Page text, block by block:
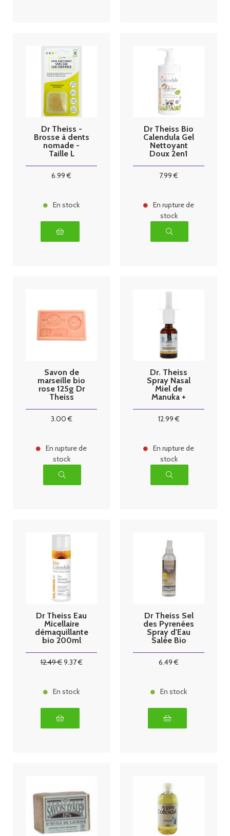
Dr Theiss -
Brosse à dents
nomade -
Taille L
6.99 €
En stock
Dr Theiss Bio
Calendula Gel
Nettoyant
Doux 2en1
7.99 €
En rupture de
stock
Savon de
marseille bio
rose 125g Dr
Theiss
3.00€
En rupture de
stock
Dr. Theiss
Spray Nasal
Miel de
Manuka +
30 ml
12.99€
En rupture de
stock
Dr Theiss Eau
Micellaire
démaquillante
bio 200ml
12.49€9.37€
En stock
Dr Theiss Sel
des Pyrenées
Spray d'Eau
Salée Bio
6.49 €
En stock